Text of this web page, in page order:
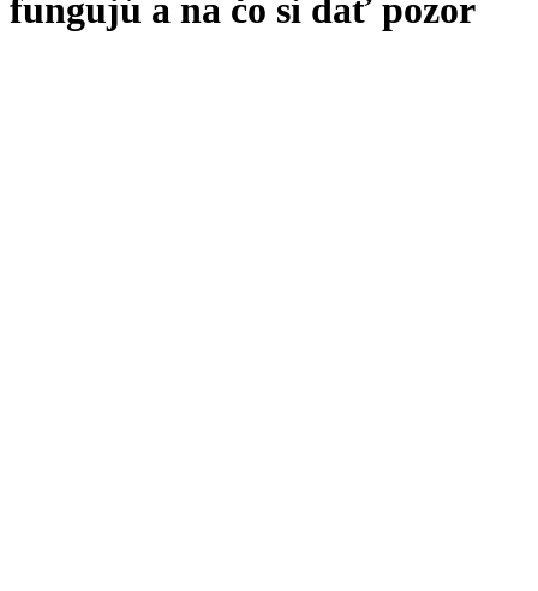
fungujú a na čo si dať pozor